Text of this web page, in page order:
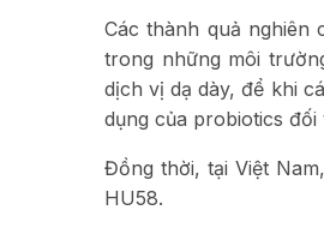
Các thành quả nghiên
trong những môi
dịch vị dạ dày, để khi
dụng của probiotics
Đồng thời, tại Việt
HU58.